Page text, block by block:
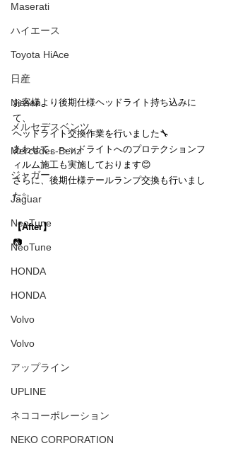
Maserati
ハイエース
Toyota HiAce
日産
Nissan
メルセデスベンツ
Mercedes-Benz
ジャガー
Jaguar
NeoTune
NeoTune
HONDA
HONDA
Volvo
Volvo
アップライン
UPLINE
ネココーポレーション
NEKO CORPORATION
お客様より後期仕様ヘッドライト持ち込みに
て、
ヘッドライト交換作業を行いました🔧
あわせて、ヘッドライトへのプロテクションフ
ィルム施工も実施しております😊
さらに、後期仕様テールランプ交換も行いまし
た✨
【After】
📷